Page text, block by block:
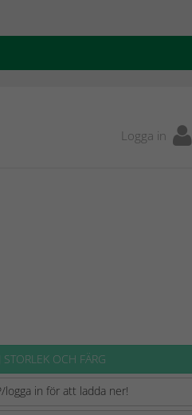
Logga in
STORLEK OCH FÄRG
logga in för att ladda ner!